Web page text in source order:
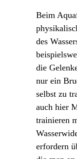
Beim
des
die
nur ein
selbst zu
auch hier
trainieren
erfordern